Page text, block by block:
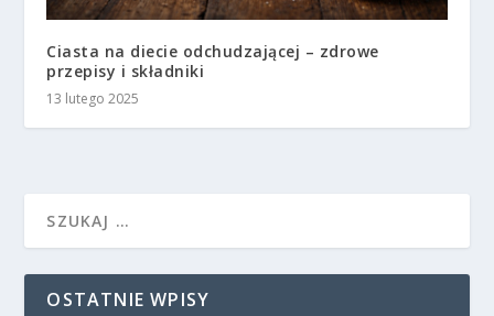
Ciasta na diecie odchudzającej – zdrowe
przepisy i składniki
13 lutego 2025
OSTATNIE WPISY